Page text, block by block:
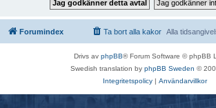
Forumindex Alla
Ta bort alla kakor
Drivs av phpBB® Forum Software © phpBB
Swedish translation by phpBB Sweden ©
Integritetspolicy| Användarvillkor